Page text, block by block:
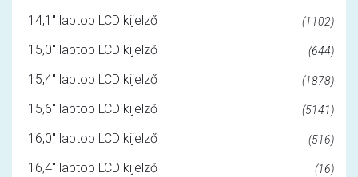
14,1" laptop LCD kijelző (1102)
15,0" laptop LCD kijelző (644)
15,4" laptop LCD kijelző (1878)
15,6" laptop LCD kijelző (5141)
16,0" laptop LCD kijelző (516)
16,4" laptop LCD kijelző (16)